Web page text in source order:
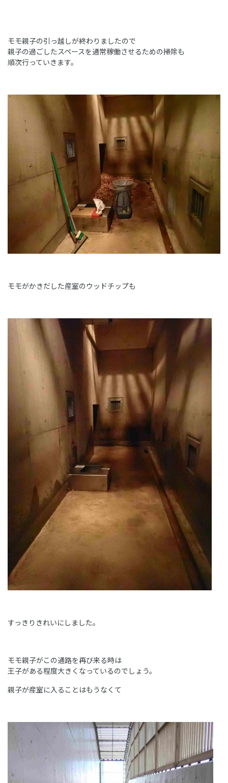
モモ親子の引っ越しが終わりましたので
親子の過ごしたスペースを通常稼働させるための掃除も
順次行っていきます。
モモがかきだした産室のウッドチップも
すっきりきれいにしました。
モモ親子がこの通路を再び来る時は
王子がある程度大きくなっているのでしょう。
親子が産室に入ることはもうなくて